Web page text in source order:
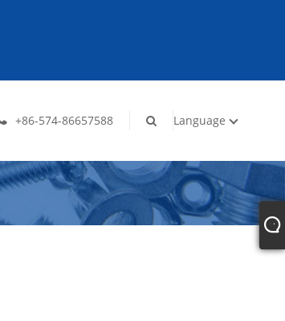
+86-574-86657588 Language